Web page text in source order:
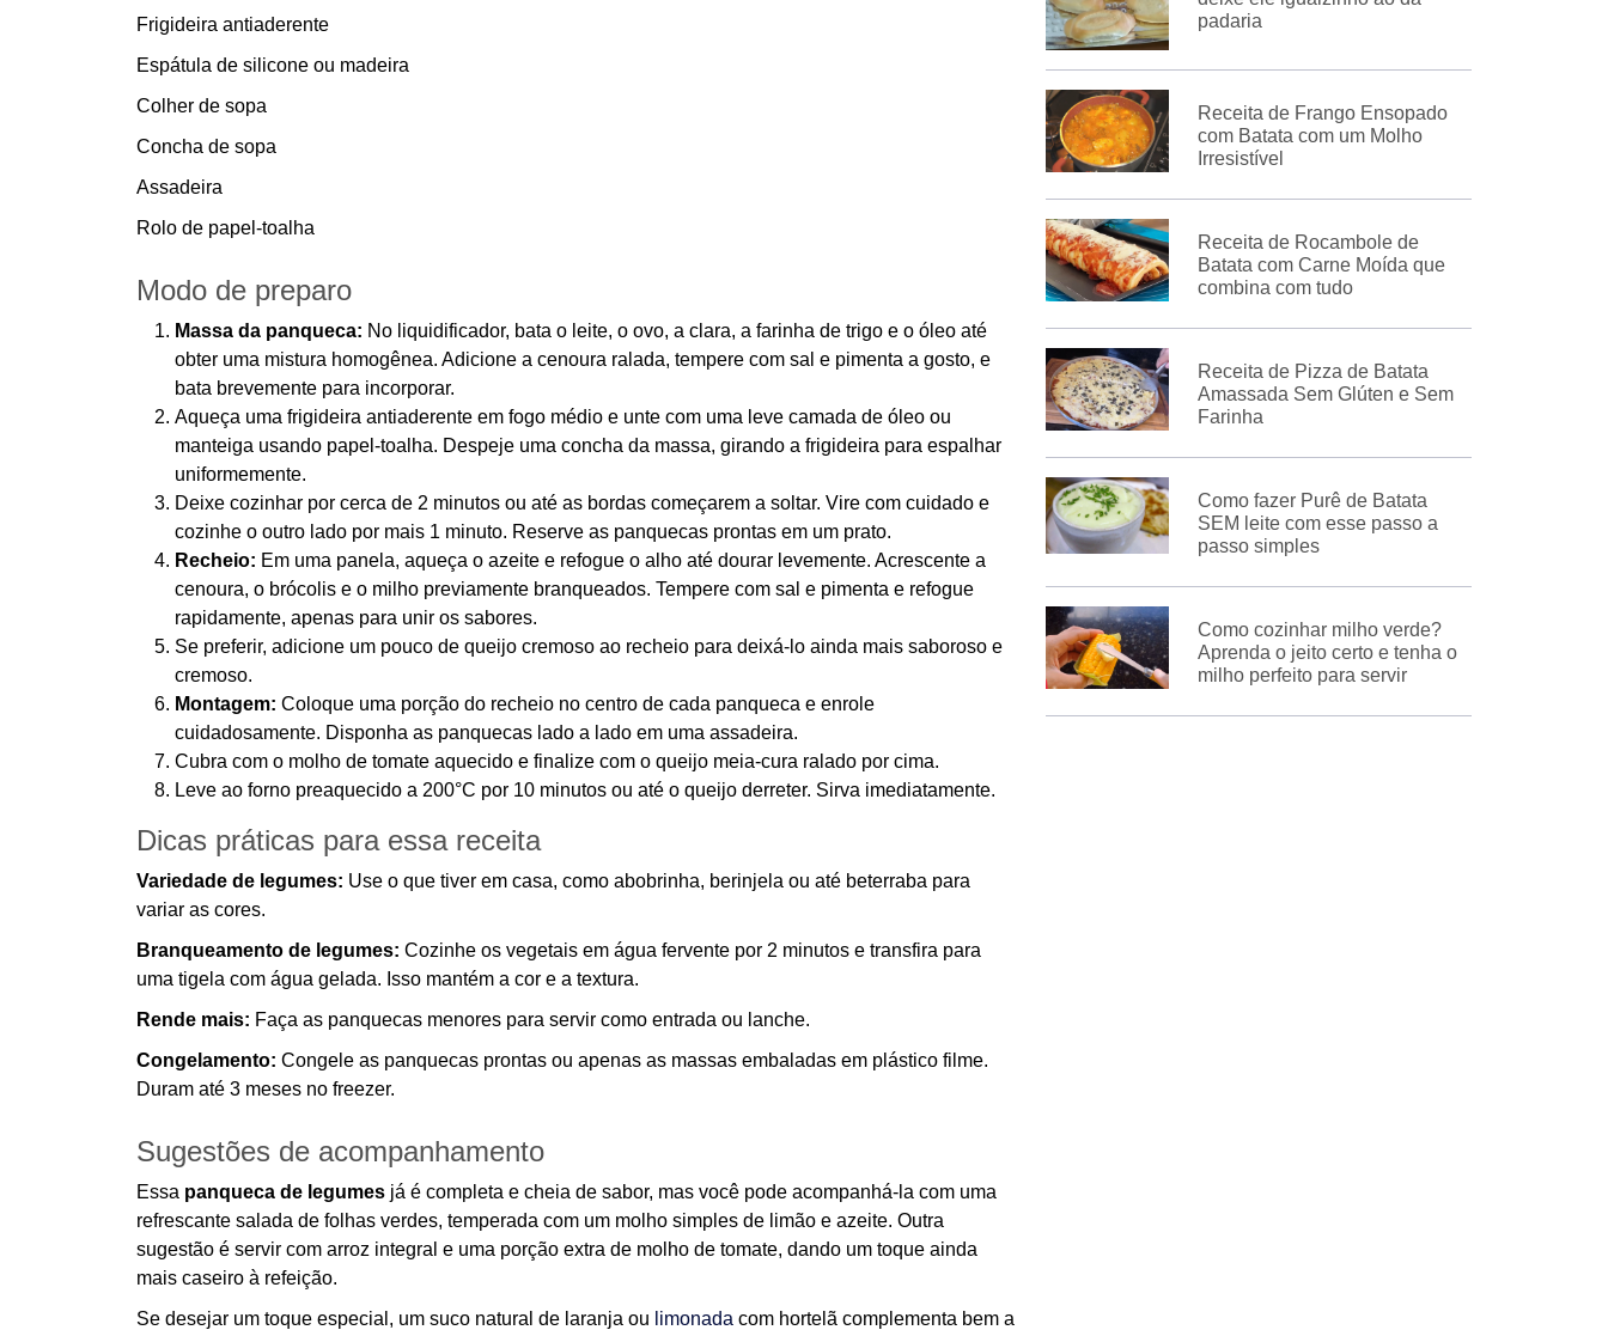
Frigideira antiaderente
Espátula de silicone ou madeira
Colher de sopa
Concha de sopa
Assadeira
Rolo de papel-toalha
Modo de preparo
Massa da panqueca: No liquidificador, bata o leite, o ovo, a clara, a farinha de trigo e o óleo até
obter uma mistura homogênea. Adicione a cenoura ralada, tempere com sal e pimenta a gosto, e
bata brevemente para incorporar.
Aqueça uma frigideira antiaderente em fogo médio e unte com uma leve camada de óleo ou
manteiga usando papel-toalha. Despeje uma concha da massa, girando a frigideira para espalhar
uniformemente.
Deixe cozinhar por cerca de 2 minutos ou até as bordas começarem a soltar. Vire com cuidado e
cozinhe o outro lado por mais 1 minuto. Reserve as panquecas prontas em um prato.
Recheio: Em uma panela, aqueça o azeite e refogue o alho até dourar levemente. Acrescente a
cenoura, o brócolis e o milho previamente branqueados. Tempere com sal e pimenta e refogue
rapidamente, apenas para unir os sabores.
Se preferir, adicione um pouco de queijo cremoso ao recheio para deixá-lo ainda mais saboroso e
cremoso.
Montagem: Coloque uma porção do recheio no centro de cada panqueca e enrole
cuidadosamente. Disponha as panquecas lado a lado em uma assadeira.
Cubra com o molho de tomate aquecido e finalize com o queijo meia-cura ralado por cima.
Leve ao forno preaquecido a 200°C por 10 minutos ou até o queijo derreter. Sirva imediatamente.
Dicas práticas para essa receita
Variedade de legumes: Use o que tiver em casa, como abobrinha, berinjela ou até beterraba para
variar as cores.
Branqueamento de legumes: Cozinhe os vegetais em água fervente por 2 minutos e transfira para
uma tigela com água gelada. Isso mantém a cor e a textura.
Rende mais: Faça as panquecas menores para servir como entrada ou lanche.
Congelamento: Congele as panquecas prontas ou apenas as massas embaladas em plástico filme.
Duram até 3 meses no freezer.
Sugestões de acompanhamento
Essa panqueca de legumes já é completa e cheia de sabor, mas você pode acompanhá-la com uma
refrescante salada de folhas verdes, temperada com um molho simples de limão e azeite. Outra
sugestão é servir com arroz integral e uma porção extra de molho de tomate, dando um toque ainda
mais caseiro à refeição.
Se desejar um toque especial, um suco natural de laranja ou limonada com hortelã complementa bem a
padaria
Receita de Frango Ensopado
com Batata com um Molho
Irresistível
Receita de Rocambole de
Batata com Carne Moída que
combina com tudo
Receita de Pizza de Batata
Amassada Sem Glúten e Sem
Farinha
Como fazer Purê de Batata
SEM leite com esse passo a
passo simples
Como cozinhar milho verde?
Aprenda o jeito certo e tenha o
milho perfeito para servir